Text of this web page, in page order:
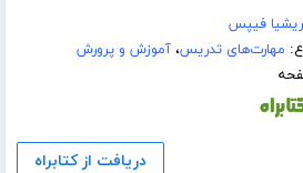
فیپس
مهارت‌های تدریس،آموزش و پرورش
دریافت از کتابراه